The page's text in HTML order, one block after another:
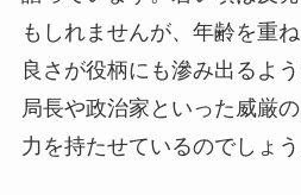
もしれませんが、年齢を重
良さが役柄にも滲み出るよ
局長や政治家といった威厳
力を持たせているのでしょう